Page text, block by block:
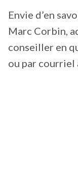
Envie d’en
Marc Corbin,
conseiller en
ou par courriel